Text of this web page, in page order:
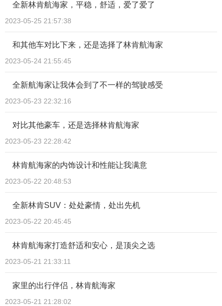
全新林肯航海家，平稳，舒适，爱了爱了
2023-05-25 21:57:38
和其他车对比下来，还是选择了林肯航海家
2023-05-24 21:55:45
全新航海家让我体会到了不一样的驾驶感受
2023-05-23 22:32:16
对比其他豪车，还是选择林肯航海家
2023-05-23 22:28:42
林肯航海家的内饰设计和性能让我满意
2023-05-22 20:48:53
全新林肯SUV：处处豪情，处出先机
2023-05-22 20:45:45
林肯航海家打造舒适和安心，是顶尖之选
2023-05-21 21:33:11
家里的出行伴侣，林肯航海家
2023-05-21 21:28:02